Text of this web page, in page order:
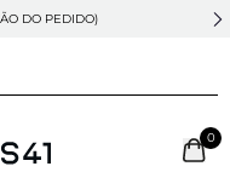
DO PEDIDO)
0